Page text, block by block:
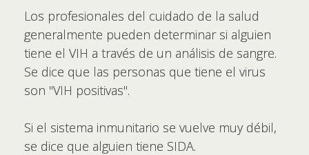
Los profesionales del cuidado de la salud
generalmente pueden determinar si alguien
tiene el VIH a través de un análisis de sangre.
Se dice que las personas que tiene el virus
son "VIH positivas".
Si el sistema inmunitario se vuelve muy débil,
se dice que alguien tiene SIDA.